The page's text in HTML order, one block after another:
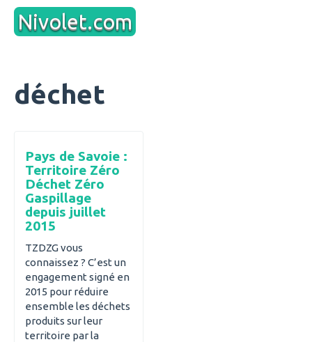
Aller
contenu
Nivolet.com
déchet
Pays de Savoie :
Territoire Zéro
Déchet Zéro
Gaspillage
depuis juillet
2015
TZDZG vous
connaissez ? C’est un
engagement signé en
2015 pour réduire
ensemble les déchets
produits sur leur
territoire par la